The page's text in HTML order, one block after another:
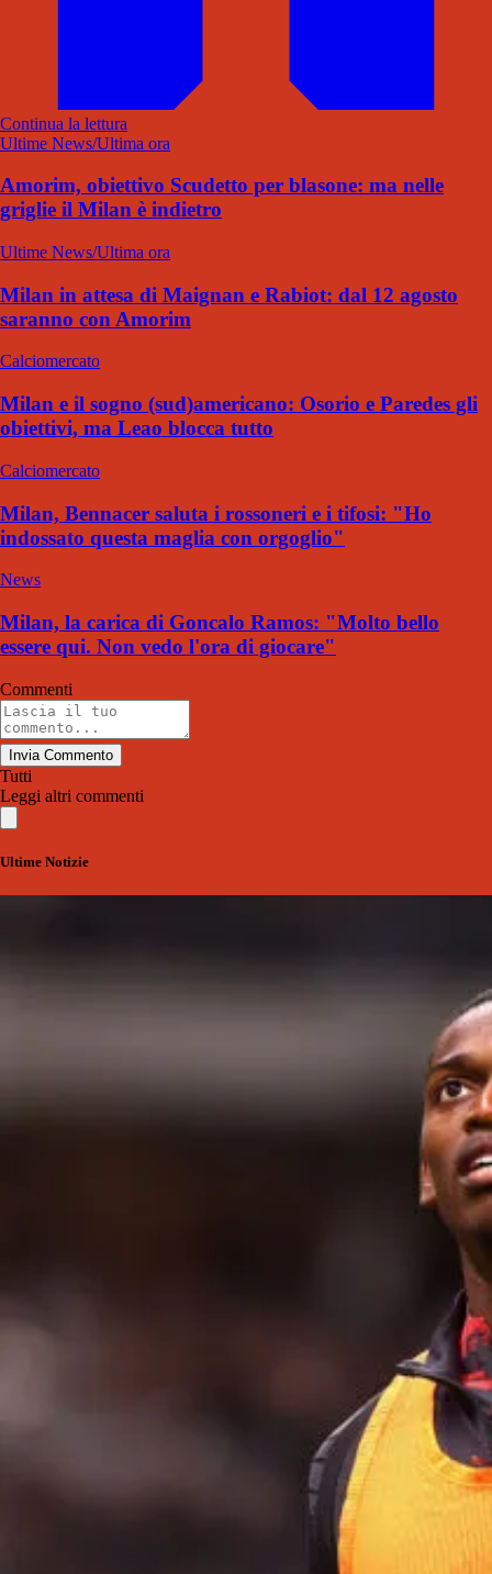
Continua la lettura
Ultime News/Ultima ora
Amorim, obiettivo Scudetto per blasone: ma nelle
griglie il Milan è indietro
Ultime News/Ultima ora
Milan in attesa di Maignan e Rabiot: dal 12 agosto
saranno con Amorim
Calciomercato
Milan e il sogno (sud)americano: Osorio e Paredes gli
obiettivi, ma Leao blocca tutto
Calciomercato
Milan, Bennacer saluta i rossoneri e i tifosi: "Ho
indossato questa maglia con orgoglio"
News
Milan, la carica di Goncalo Ramos: "Molto bello
essere qui. Non vedo l'ora di giocare"
Commenti
Invia Commento
Tutti
Leggi altri commenti
Ultime Notizie